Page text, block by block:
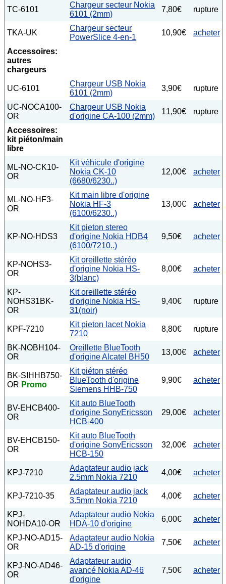
TC-6101
Chargeur secteur Nokia
6101 (2mm)
7,80€ rupture
TKA-UK
Chargeur secteur
PowerSlice 4-en-1
10,90€ acheter
Accessoires:
autres
chargeurs
UC-6101
Chargeur USB Nokia
6101 (2mm)
3,90€ rupture
UC-NOCA100-
OR
Chargeur USB Nokia
d'origine CA-100 (2mm)
11,90€ rupture
Accessoires:
kit piéton/main
libre
ML-NO-CK10-
OR
Kit véhicule d'origine
Nokia CK-10
(6680/6230..)
12,00€ acheter
ML-NO-HF3-
OR
Kit main libre d'origine
Nokia HF-3
(6100/6230..)
13,00€ acheter
KP-NO-HDS3
Kit pieton stereo
d'origine Nokia HDB4
(6100/7210..)
9,50€ acheter
KP-NOHS3-
OR
Kit oreillette stéréo
d'origine Nokia HS-
3(blanc)
8,00€ acheter
KP-
NOHS31BK-
OR
Kit oreillette stéréo
d'origine Nokia HS-
31(noir)
9,40€ rupture
KPF-7210
Kit pieton lacet Nokia
7210
8,80€ rupture
BK-NOBH104-
OR
Oreillette BlueTooth
d'origine Alcatel BH50
13,00€ acheter
BK-SIHHB750-
OR Promo
Kit piéton stéréo
BlueTooth d'origine
Siemens HHB-750
9,90€ acheter
BV-EHCB400-
OR
Kit auto BlueTooth
d'origine SonyEricsson
HCB-400
29,00€ acheter
BV-EHCB150-
OR
Kit auto BlueTooth
d'origine SonyEricsson
HCB-150
32,00€ acheter
KPJ-7210
Adaptateur audio jack
2.5mm Nokia 7210
4,00€ acheter
KPJ-7210-35
Adaptateur audio jack
3.5mm Nokia 7210
4,00€ acheter
KPJ-
NOHDA10-OR
Adaptateur audio Nokia
HDA-10 d'origine
6,00€ acheter
KPJ-NO-AD15-
OR
Adaptateur audio Nokia
AD-15 d'origine
7,50€ acheter
KPJ-NO-AD46-
OR
Adaptateur audio
avancé Nokia AD-46
d'origine
7,50€ acheter